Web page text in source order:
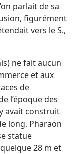
parlait de sa
figurément
vers le S.,
ne fait aucun
et aux
de
l’époque des
avait construit
long. Pharaon
statue
28 m et